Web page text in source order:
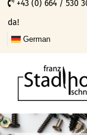
Skip
to
content
+43 (0) 664 / 530
da!
German